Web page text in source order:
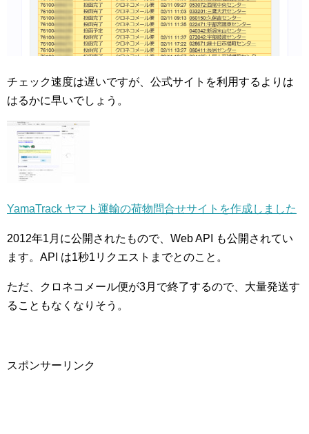
チェック速度は遅いですが、公式サイトを利用するよりは
はるかに早いでしょう。
YamaTrack ヤマト運輸の荷物問合せサイトを作成しました
2012年1月に公開されたもので、Web API も公開されてい
ます。API は1秒1リクエストまでとのこと。
ただ、クロネコメール便が3月で終了するので、大量発送す
ることもなくなりそう。
スポンサーリンク